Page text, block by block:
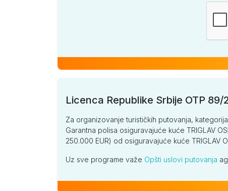
Licenca Republike Srbije OTP 89/
Za organizovanje turističkih putovanja,
Garantna polisa osiguravajuće kuće TRIGLAV
250.000 EUR) od osiguravajuće kuće TRIGLAV
Uz sve programe važe Opšti uslovi putovanja